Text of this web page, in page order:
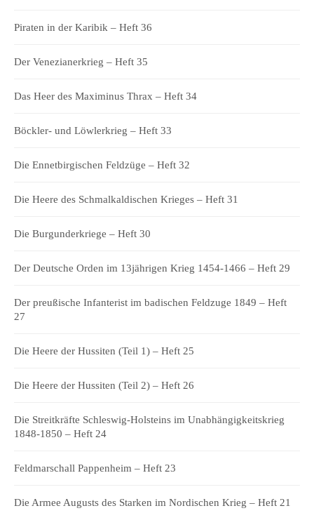
Piraten in der Karibik – Heft 36
Der Venezianerkrieg – Heft 35
Das Heer des Maximinus Thrax – Heft 34
Böckler- und Löwlerkrieg – Heft 33
Die Ennetbirgischen Feldzüge – Heft 32
Die Heere des Schmalkaldischen Krieges – Heft 31
Die Burgunderkriege – Heft 30
Der Deutsche Orden im 13jährigen Krieg 1454-1466 – Heft 29
Der preußische Infanterist im badischen Feldzuge 1849 – Heft
27
Die Heere der Hussiten (Teil 1) – Heft 25
Die Heere der Hussiten (Teil 2) – Heft 26
Die Streitkräfte Schleswig-Holsteins im Unabhängigkeitskrieg
1848-1850 – Heft 24
Feldmarschall Pappenheim – Heft 23
Die Armee Augusts des Starken im Nordischen Krieg – Heft 21